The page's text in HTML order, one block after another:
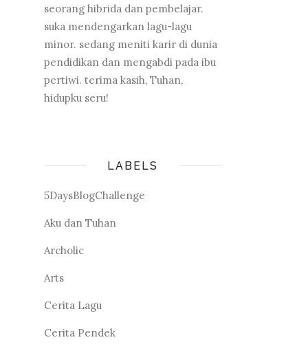
seorang hibrida dan pembelajar.
suka mendengarkan lagu-lagu
minor. sedang meniti karir di dunia
pendidikan dan mengabdi pada ibu
pertiwi. terima kasih, Tuhan,
hidupku seru!
LABELS
5DaysBlogChallenge
Aku dan Tuhan
Archolic
Arts
Cerita Lagu
Cerita Pendek